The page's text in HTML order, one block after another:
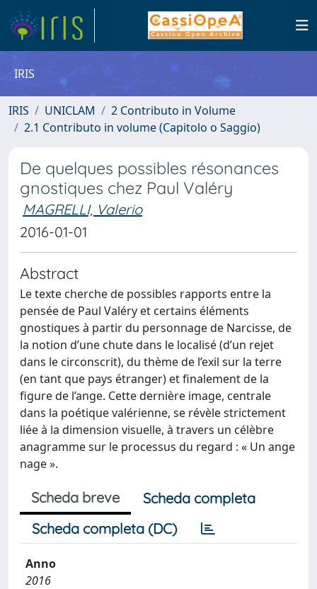
IRIS
IRIS UNICLAM
2 Contributo in Volume
2.1 Contributo in volume (Capitolo o Saggio)
De quelques possibles résonances
gnostiques chez Paul Valéry
MAGRELLI, Valerio
2016-01-01
Abstract
Le texte cherche de possibles rapports entre la
pensée de Paul Valéry et certains éléments
gnostiques à partir du personnage de Narcisse, de
la notion d’une chute dans le localisé (d’un rejet
dans le circonscrit), du thème de l’exil sur la terre
(en tant que pays étranger) et finalement de la
figure de l’ange. Cette dernière image, centrale
dans la poétique valérienne, se révèle strictement
liée à la dimension visuelle, à travers un célèbre
anagramme sur le processus du regard : « Un ange
nage ».
Scheda breve
Scheda completa
Scheda completa (DC)
Anno
2016